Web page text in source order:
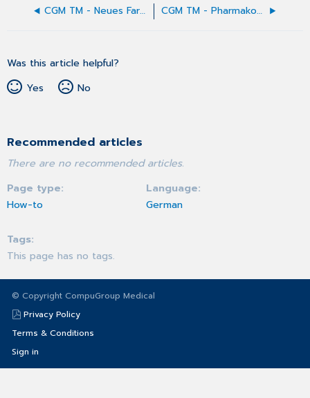
CGM TM - Neues Farbgewand CGM TM - Pharmakommunikation-Sonderlizenz
Was this article helpful?
Yes
No
Recommended articles
There are no recommended articles.
Page type
How-to
Language
German
Tags
This page has no tags.
© Copyright CompuGroup Medical
Privacy Policy
Terms & Conditions
Sign in